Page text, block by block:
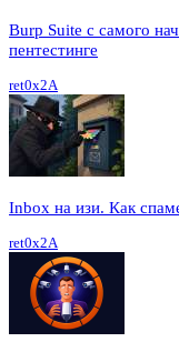
Burp Suite с самого
пентестинге
ret0x2A
Inbox на изи. Как
ret0x2A